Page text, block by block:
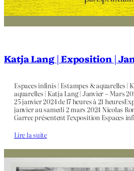
Katja Lang | Exposition |
Espaces infinis | Estampes & aquarelles |
aquarelles | Katja Lang | Janvier – Mars
25 janvier 2024 de 17 heures à 21
janvier au samedi 2 mars 2024 Nicolas
Garrec présentent l’exposition Espaces
Lire la suite